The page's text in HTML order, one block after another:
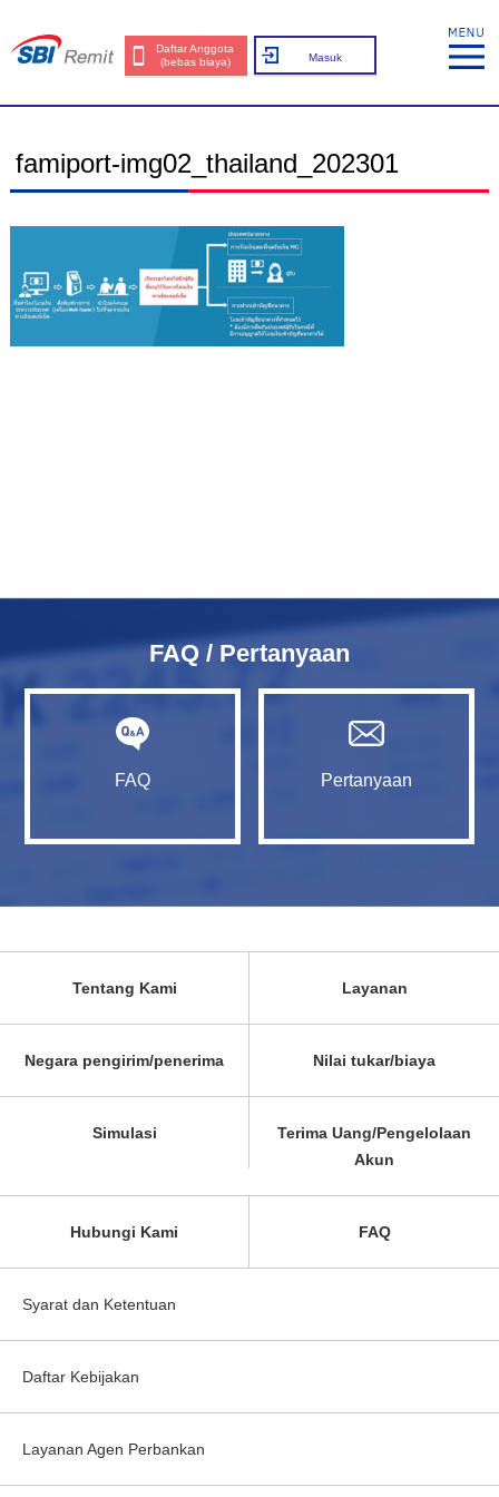
Daftar Anggota
(bebas biaya)
Masuk
famiport-img02_thailand_202301
FAQ / Pertanyaan
FAQ Pertanyaan
Tentang Kami Layanan
Negara pengirim/penerima Nilai tukar/biaya
Simulasi
Terima Uang/Pengelolaan
Akun
Hubungi Kami FAQ
Syarat dan Ketentuan
Daftar Kebijakan
Layanan Agen Perbankan